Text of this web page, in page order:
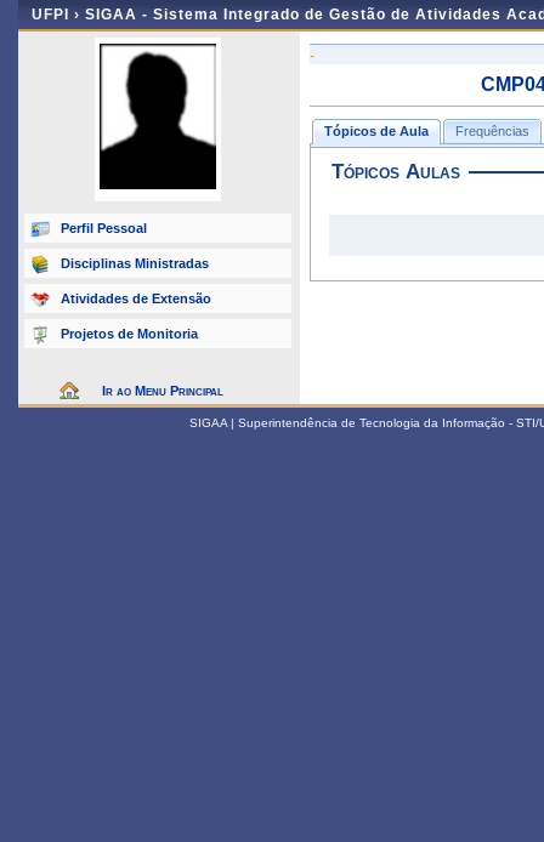
UFPI › SIGAA - Sistema Integrado de Gestão de Atividades
Perfil Pessoal
Disciplinas Ministradas
Atividades de Extensão
Projetos de Monitoria
Ir ao Menu Principal
-
Tópicos de Aula Frequências
Tópicos Aulas
SIGAA | Superintendência de Tecnologia da Informação -